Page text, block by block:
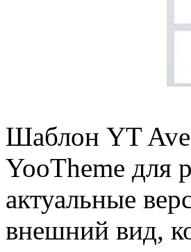
Шаблон YT
YooTheme для
актуальные
внешний вид,